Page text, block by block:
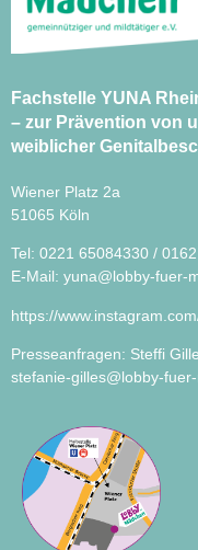
Fachstelle YUNA
– zur Prävention von
weiblicher
Wiener Platz 2a
51065 Köln
Tel: 0221 65084330 /
E-Mail: yuna@lobby-fuer-
https://
Presseanfragen: Steffi
stefanie-gilles@lobby-